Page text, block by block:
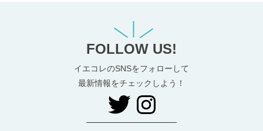
FOLLOW US!
イエコレのSNSをフォローして
最新情報をチェックしよう！